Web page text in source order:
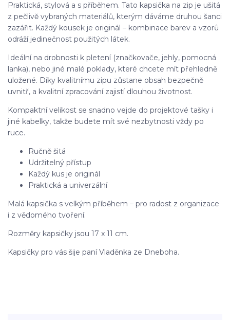
Praktická, stylová a s příběhem. Tato kapsička na zip je ušitá
z pečlivě vybraných materiálů, kterým dáváme druhou šanci
zazářit. Každý kousek je originál – kombinace barev a vzorů
odráží jedinečnost použitých látek.
Ideální na drobnosti k pletení (značkovače, jehly, pomocná
lanka), nebo jiné malé poklady, které chcete mít přehledně
uložené. Díky kvalitnímu zipu zůstane obsah bezpečně
uvnitř, a kvalitní zpracování zajistí dlouhou životnost.
Kompaktní velikost se snadno vejde do projektové tašky i
jiné kabelky, takže budete mít své nezbytnosti vždy po
ruce.
Ručně šitá
Udržitelný přístup
Každý kus je originál
Praktická a univerzální
Malá kapsička s velkým příběhem – pro radost z organizace
i z vědomého tvoření.
Rozměry kapsičky jsou 17 x 11 cm.
Kapsičky pro vás šije paní Vladěnka ze Dneboha.